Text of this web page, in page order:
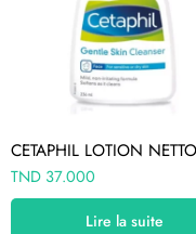
TND 37.000
Lire la suite